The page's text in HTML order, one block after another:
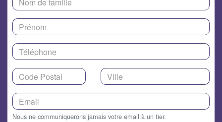
Nous ne communiquerons jamais votre email à un tier.